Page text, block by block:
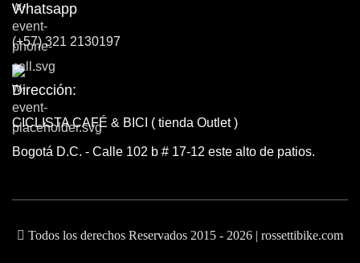
Whatsapp
(+57) 321 2130197
Dirección:
CICLISTA CAFÉ & BICI ( tienda Outlet )
Bogotá D.C. - Calle 102 b # 17-12 este alto de patios.
Todos los derechos Reservados 2015 - 2026 | rossettibike.com